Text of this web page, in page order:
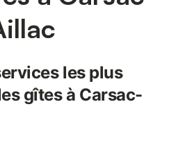
les plus
gîtes à Carsac-